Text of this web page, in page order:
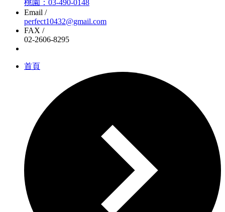
桃園：03-490-0148
Email /
perfect10432@gmail.com
FAX /
02-2606-8295
首頁